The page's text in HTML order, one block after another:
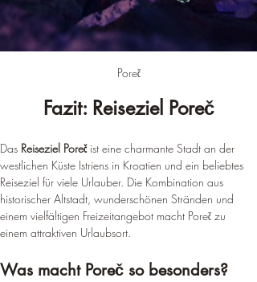
Poreč
Fazit: Reiseziel Poreč
Das Reiseziel Poreč ist eine charmante Stadt an der
westlichen Küste Istriens in Kroatien und ein beliebtes
Reiseziel für viele Urlauber. Die Kombination aus
historischer Altstadt, wunderschönen Stränden und
einem vielfältigen Freizeitangebot macht Poreč zu
einem attraktiven Urlaubsort.
Was macht Poreč so besonders?